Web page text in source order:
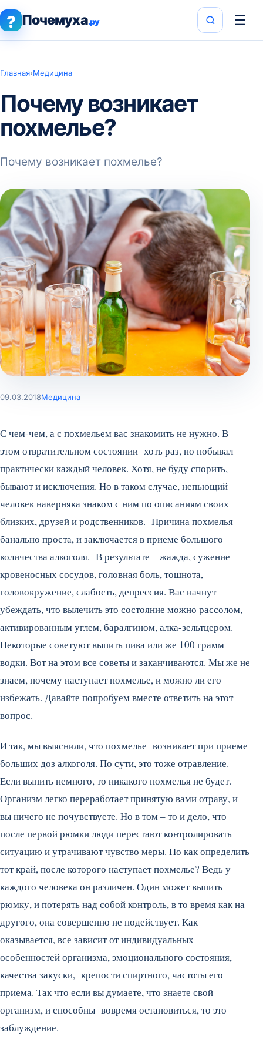
? Почемуха.ру ☰
Главная›Медицина
Почему возникает
похмелье?
Почему возникает похмелье?
09.03.2018Медицина
С чем-чем, а с похмельем вас знакомить не нужно. В
этом отвратительном состоянии хоть раз, но побывал
практически каждый человек. Хотя, не буду спорить,
бывают и исключения. Но в таком случае, непьющий
человек наверняка знаком с ним по описаниям своих
близких, друзей и родственников. Причина похмелья
банально проста, и заключается в приеме большого
количества алкоголя. В результате – жажда, сужение
кровеносных сосудов, головная боль, тошнота,
головокружение, слабость, депрессия. Вас начнут
убеждать, что вылечить это состояние можно рассолом,
активированным углем, баралгином, алка-зельтцером.
Некоторые советуют выпить пива или же 100 грамм
водки. Вот на этом все советы и заканчиваются. Мы же не
знаем, почему наступает похмелье, и можно ли его
избежать. Давайте попробуем вместе ответить на этот
вопрос.
И так, мы выяснили, что похмелье возникает при приеме
больших доз алкоголя. По сути, это тоже отравление.
Если выпить немного, то никакого похмелья не будет.
Организм легко переработает принятую вами отраву, и
вы ничего не почувствуете. Но в том – то и дело, что
после первой рюмки люди перестают контролировать
ситуацию и утрачивают чувство меры. Но как определить
тот край, после которого наступает похмелье? Ведь у
каждого человека он различен. Один может выпить
рюмку, и потерять над собой контроль, в то время как на
другого, она совершенно не подействует. Как
оказывается, все зависит от индивидуальных
особенностей организма, эмоционального состояния,
качества закуски, крепости спиртного, частоты его
приема. Так что если вы думаете, что знаете свой
организм, и способны вовремя остановиться, то это
заблуждение.